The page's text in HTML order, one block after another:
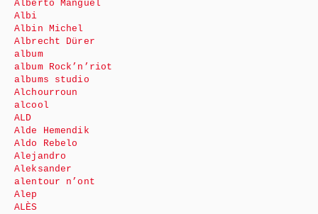
Alberto Manguel
Albi
Albin Michel
Albrecht Dürer
album
album Rock’n’riot
albums studio
Alchourroun
alcool
ALD
Alde Hemendik
Aldo Rebelo
Alejandro
Aleksander
alentour n’ont
Alep
ALÈS